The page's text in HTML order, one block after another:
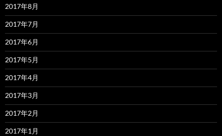
2017年8月
2017年7月
2017年6月
2017年5月
2017年4月
2017年3月
2017年2月
2017年1月